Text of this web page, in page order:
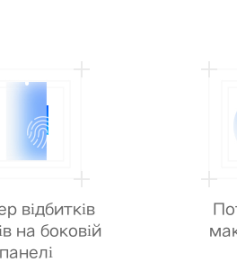
відбитків
на боковій
панелі